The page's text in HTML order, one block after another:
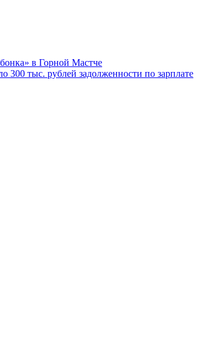
в Горной Мастче
тыс. рублей задолженности по зарплате